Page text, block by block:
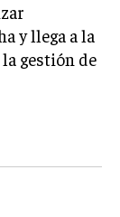
y llega a la
gestión de